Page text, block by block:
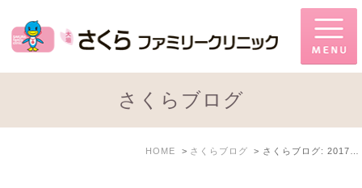
さくらブログ
HOME さくらブログ